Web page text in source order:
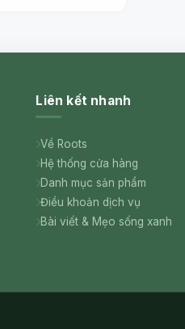
Liên kết nhanh
Về Roots
Hệ thống cửa hàng
Danh mục sản phẩm
Điều khoản dịch vụ
Bài viết & Mẹo sống xanh